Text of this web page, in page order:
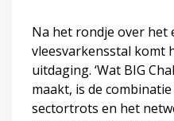
Na het rondje over het
vleesvarkensstal komt
uitdaging. ‘Wat BIG
maakt, is de
sectortrots en het